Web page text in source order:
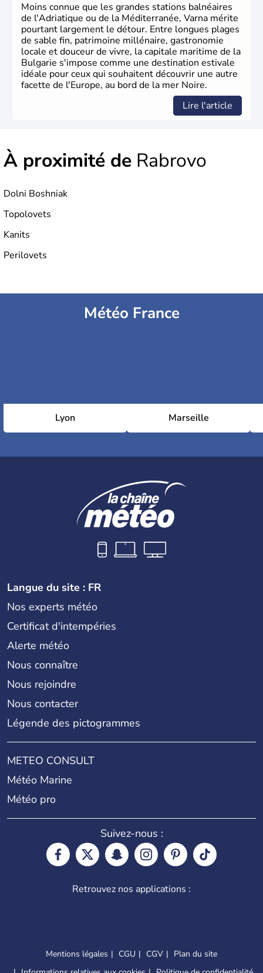
Moins connue que les grandes stations balnéaires
de l'Adriatique ou de la Méditerranée, Varna mérite
pourtant largement le détour. Entre longues plages
de sable fin, patrimoine millénaire, gastronomie
locale et douceur de vivre, la capitale maritime de la
Bulgarie s'impose comme une destination estivale
idéale pour ceux qui souhaitent découvrir une autre
facette de l'Europe, au bord de la mer Noire.
Lire l'article
À proximité de Rabrovo
Dolni Boshniak
Topolovets
Kanits
Perilovets
Météo France
Lyon Marseille
Langue du site : FR
Nos experts météo
Certificat d'intempéries
Alerte météo
Nous connaître
Nous rejoindre
Nous contacter
Légende des pictogrammes
METEO CONSULT
Météo Marine
Météo pro
Suivez-nous :
Retrouvez nos applications :
Mentions légales CGU CGV
Plan du site